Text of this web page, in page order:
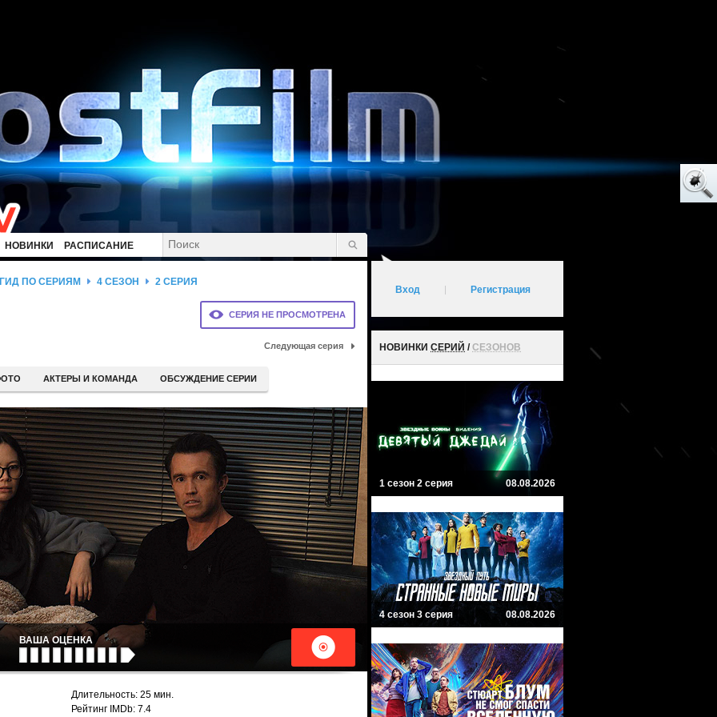
НОВИНКИ РАСПИСАНИЕ
СЕРИЯ НЕ ПРОСМОТРЕНА
ГИД ПО СЕРИЯМ 4 СЕЗОН 2 СЕРИЯ
Следующая серия
АКТЕРЫ И КОМАНДА ОБСУЖДЕНИЕ СЕРИИ
ВАША ОЦЕНКА
Длительность: 25 мин.
Рейтинг IMDb: 7.4
Вход Регистрация
НОВИНКИ СЕРИЙ /СЕЗОНОВ
1 сезон 2 серия 08.08.2026
4 сезон 3 серия 08.08.2026